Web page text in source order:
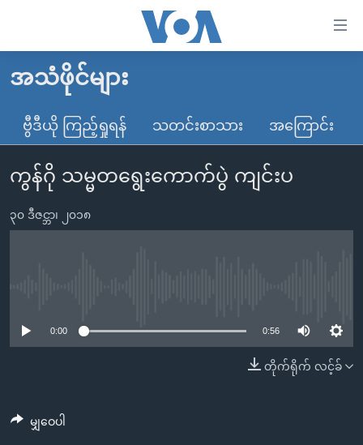
လွယ်ကူ
သည့်
များ
ပင်မ
ပင်မ
စာမျက်နှာ
မူလစာမျက်နှာ
မြန်မာ
ကမ္ဘာ့သတင်းများ
နိုင်ငံတကာ
တရုတ်
ဗွီဒီယို
ရပ်ဝန်းတခု လမ်းတခု အလွန်
ရုပ်ရှင်ထဲက အင်္ဂလိပ်စာ
တီဗွီ
ရေဒီယို/တီဗွီအစီအစဉ်
ဗွီအိုအေ လူမှုကွန်ယက်များ
အသံဖိုင်များ
ဗွီဒီယို ကြည့်ရှုရန် သတင်းစာသား အကြောင်း
ကွန်ဂို သမ္မတရွေးကောက်ပွဲ ကျင်းပ
၃၀ ဒီဇင္ဘာ၊ ၂၀၁၈
0:00 0:56
တိုက်ရိုက် လင့်ခ်
မျှဝေပါ